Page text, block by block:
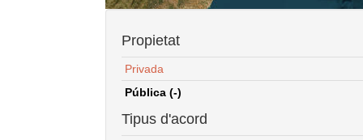
Propietat
Privada
Pública (-)
Tipus d'acord